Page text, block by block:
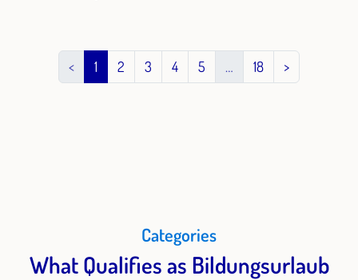
< 1 2 3 4 5 … 18 >
Categories
What Qualifies as Bildungsurlaub